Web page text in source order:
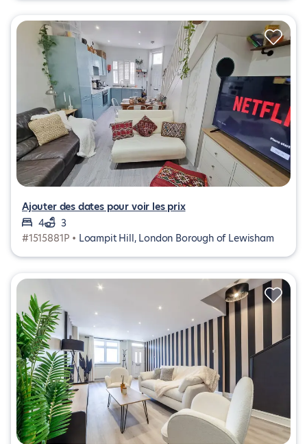
Ajouter des dates pour voir les prix
4
3
#1515881P • Loampit Hill, London Borough of Lewisham